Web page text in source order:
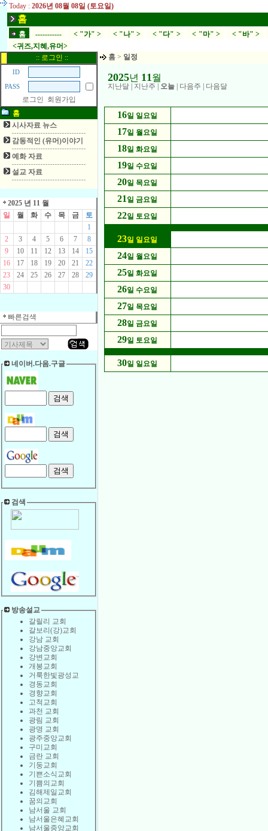
Today : 2026년 08월 08일 (토요일)
홈
홈 ----------- < "가" > < "나" > < "다" > < "마" > < "바" >
<귀즈,지혜,유머>
:: 로그인 ::
ID
PASS
로그인
회원가입
홈
시사자료 뉴스
감동적인 (유머)이야기
예화 자료
설교 자료
2025 년 11 월
일
월 화 수 목 금
토
1
2
3 4 5 6 7
8
9
10 11 12 13 14
15
16
17 18 19 20 21
22
23
24 25 26 27 28
29
30
빠른검색
네이버.다음.구글
검색
방송설교
갈릴리 교회
갈보리(강)교회
강남 교회
강남중앙교회
강변교회
개봉교회
거룩한빛광성교
경동교회
경향교회
고척교회
과천 교회
광림 교회
광명 교회
광주중앙교회
구미교회
금란 교회
기둥교회
기쁜소식교회
기쁨의교회
김해제일교회
꿈의교회
남서울 교회
남서울은혜교회
남서울중앙교회
홈 > 일정
2025년 11월
지난달 지난주 오늘 다음주 다음달
16일 일요일
17일 월요일
18일 화요일
19일 수요일
20일 목요일
21 일 금요일
22일 토요일
23일 일요일
24일 월요일
25일 화요일
26일 수요일
27일 목요일
28일 금요일
29일 토요일
30일 일요일